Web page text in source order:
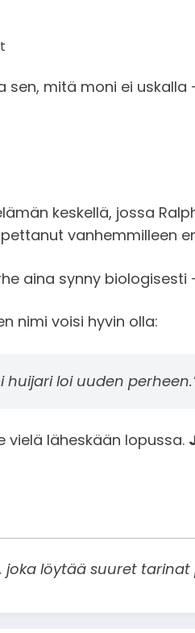
mitä moni ei
keskellä, jossa
vanhemmilleen
aina synny
nimi voisi hyvin olla:
huijari loi uuden
läheskään lopussa.
löytää suuret